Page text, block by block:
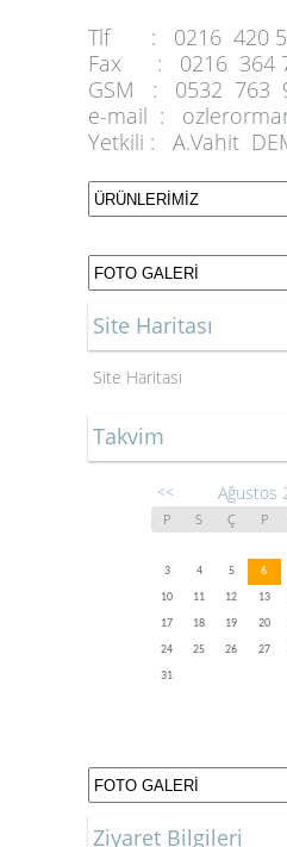
Tlf :
0216 420
Fax :
0216 364
GSM :
0532 763
e-mail :
Yetkili :
A.Vahit
Site Haritası
Site Haritası
Takvim
<< Ağustos
P S Ç P
3
4 5 6
10
11 12 13
17
18 19 20
24
25 26 27
31
Ziyaret Bilgileri